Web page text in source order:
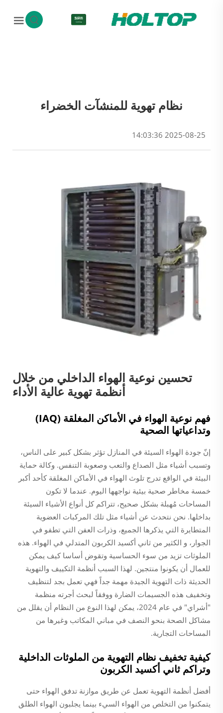
نظام تهوية للمنشآت الخضراء
2025-08-25 14:03:36
تحسين نوعية الهواء الداخلي من خلال
أنظمة تهوية عالية الأداء
فهم نوعية الهواء في الأماكن المغلقة (IAQ)
وتداعياتها الصحية
إنّ جودة الهواء السيئة في المنازل تؤثر بشكل كبير على الناس،
وتسبب أشياء مثل الصداع والتعب وصعوبة التنفس. وكالة حماية
البيئة في الواقع تدرج تلوث الهواء في الأماكن المغلقة كأحد أكبر
خمسة مخاطر صحية بيئية نواجهها اليوم. عندما لا تكون
المساحات مُهبلة بشكل صحيح، تتراكم كل أنواع الأشياء السيئة
بداخلها. نحن نتحدث عن أشياء مثل تلك المركبات العضوية
المتطايرة التي يذكرها الجميع، وذرات العفن التي تطفو في
الجوار، و الكثير من ثاني أكسيد الكربون المتدلي في الهواء. هذه
الملوثات تزيد من سوء الحساسية وتقوض أساسا كيف يمكن
للعمال أن يكونوا منتجين. لهذا السبب أنظمة التكييف والتهوية
الحديثة ذات التهوية الجيدة مهمة جداً فهي تعمل بجد لتنظيف
وتخفيف هذه الجسيمات الضارة ووفقاً لبحث أجرته منظمة
"أشراي" في عام 2024، يمكن لهذا النوع من النظام أن يقلل من
مشاكل الصحة بنحو النصف في مباني المكاتب وغيرها من
المساحات التجارية.
كيفية تخفيف نظام التهوية من الملوثات الداخلية
وتراكم ثاني أكسيد الكربون
أفضل أنظمة التهوية تعمل عن طريق موازنة تدفق الهواء حتى
يتمكنوا من التخلص من الهواء السيء بينما يجلبون الهواء الطلق